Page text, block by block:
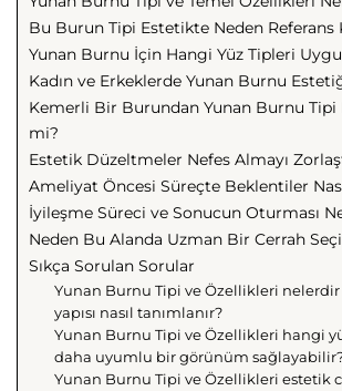
Bu Burun Tipi Estetikte Neden Referans
Yunan Burnu İçin Hangi Yüz Tipleri
Kadın ve Erkeklerde Yunan Burnu
Kemerli Bir Burundan Yunan Burnu Tipi
mi?
Estetik Düzeltmeler Nefes Almayı
Ameliyat Öncesi Süreçte Beklentiler
İyileşme Süreci ve Sonucun Oturması
Neden Bu Alanda Uzman Bir Cerrah
Sıkça Sorulan Sorular
Yunan Burnu Tipi ve Özellikleri
yapısı nasıl tanımlanır?
Yunan Burnu Tipi ve Özellikleri hangi
daha uyumlu bir görünüm
Yunan Burnu Tipi ve Özellikleri estetik